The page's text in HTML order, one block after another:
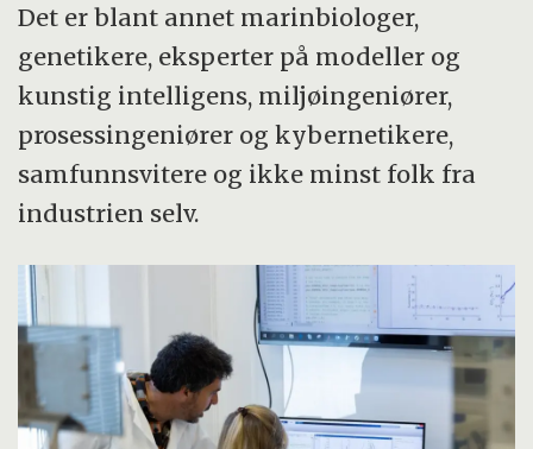
Det er blant annet marinbiologer,
genetikere, eksperter på modeller og
kunstig intelligens, miljøingeniører,
prosessingeniører og kybernetikere,
samfunnsvitere og ikke minst folk fra
industrien selv.